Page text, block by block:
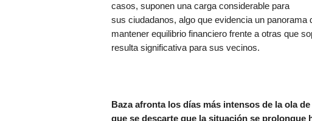
casos, suponen una carga considerable para
sus ciudadanos, algo que evidencia un panorama
mantener equilibrio financiero frente a otras que
resulta significativa para sus vecinos.
Baza afronta los días más intensos de la ola
que se descarte que la situación se prolongue